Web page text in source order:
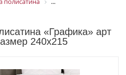
«Графика» арт
240x215